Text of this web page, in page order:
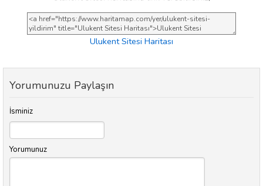
Ulukent Sitesi Haritası
Yorumunuzu Paylaşın
İsminiz
Yorumunuz